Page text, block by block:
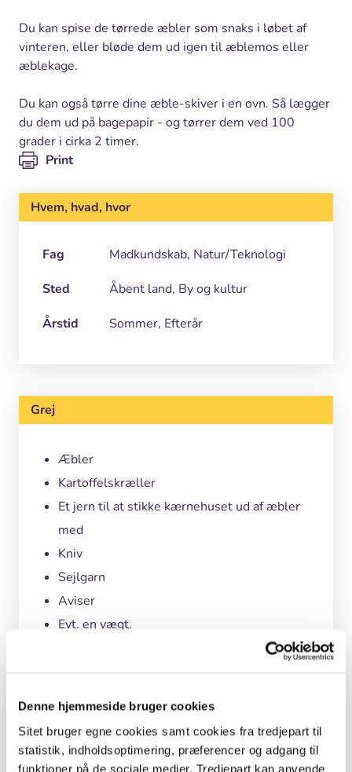
Denne hjemmeside bruger cookies
Sitet bruger egne cookies samt cookies fra tredjepart til
statistik, indholdsoptimering, præferencer og adgang til
funktioner på de sociale medier. Tredjepart kan anvende
Du kan spise de tørrede æbler som snaks i løbet af
vinteren, eller bløde dem ud igen til æblemos eller
æblekage.
Du kan også tørre dine æble-skiver i en ovn. Så lægger
du dem ud på bagepapir - og tørrer dem ved 100
grader i cirka 2 timer.
Print
Hvem, hvad, hvor
Fag
Madkundskab, Natur/Teknologi
Sted
Åbent land, By og kultur
Årstid
Sommer, Efterår
Grej
Æbler
Kartoffelskræller
Et jern til at stikke kærnehuset ud af æbler
med
Kniv
Sejlgarn
Aviser
Evt. en vægt.
Undervisningsmål
Alle kan bruge ideen her - børn, unge, voksne